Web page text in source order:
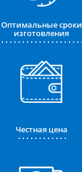
Оптимальные сроки
изготовления
Честная цена